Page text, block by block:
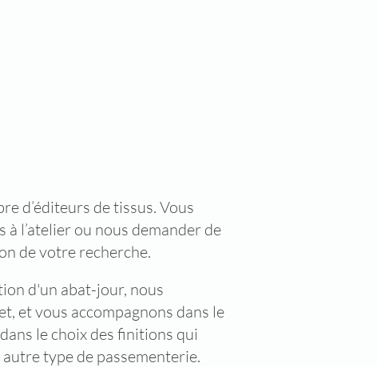
d’éditeurs de tissus. Vous
l’atelier ou nous demander de
de votre recherche.
d'un abat-jour, nous
et vous accompagnons dans le
le choix des finitions qui
type de passementerie.